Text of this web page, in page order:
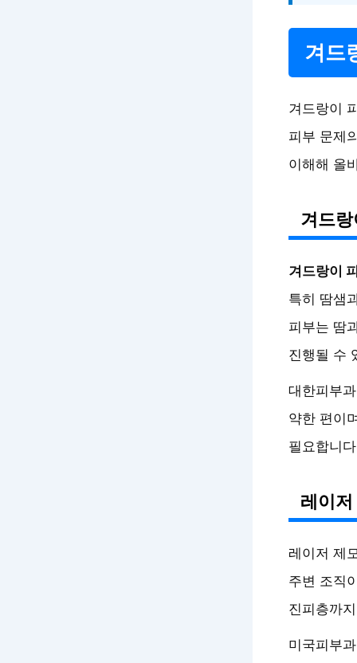
겨드
겨드랑이
피부 문제
이해해 올
겨드
겨드랑이
특히 땀샘
피부는 땀
진행될 수
대한피부
약한 편이
필요합니
레이
레이저 제
주변 조직
진피층까
미국피부